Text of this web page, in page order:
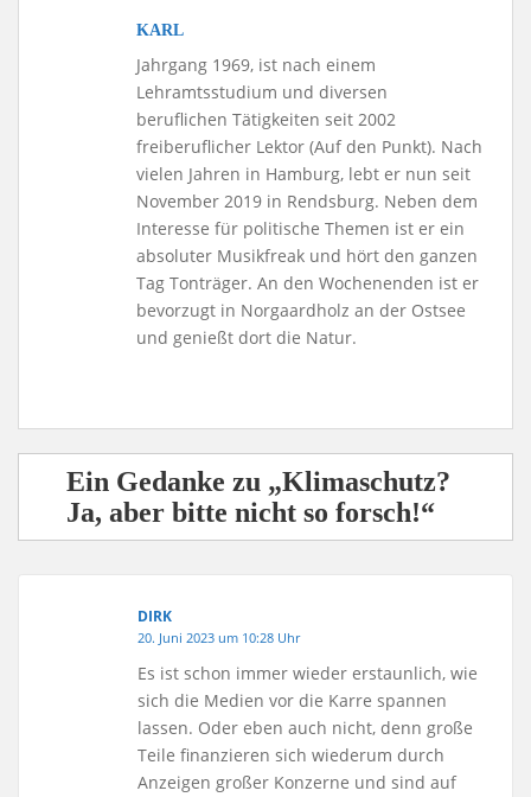
KARL
Jahrgang 1969, ist nach einem
Lehramtsstudium und diversen
beruflichen Tätigkeiten seit 2002
freiberuflicher Lektor (Auf den Punkt). Nach
vielen Jahren in Hamburg, lebt er nun seit
November 2019 in Rendsburg. Neben dem
Interesse für politische Themen ist er ein
absoluter Musikfreak und hört den ganzen
Tag Tonträger. An den Wochenenden ist er
bevorzugt in Norgaardholz an der Ostsee
und genießt dort die Natur.
Ein Gedanke zu „Klimaschutz?
Ja, aber bitte nicht so forsch!“
DIRK
20. Juni 2023 um 10:28 Uhr
Es ist schon immer wieder erstaunlich, wie
sich die Medien vor die Karre spannen
lassen. Oder eben auch nicht, denn große
Teile finanzieren sich wiederum durch
Anzeigen großer Konzerne und sind auf